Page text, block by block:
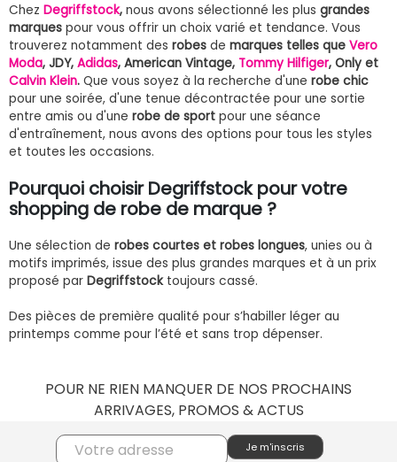
Chez Degriffstock, nous avons sélectionné les plus grandes
marques pour vous offrir un choix varié et tendance. Vous
trouverez notamment des robes de marques telles que Vero
Moda, JDY, Adidas, American Vintage, Tommy Hilfiger, Only et
Calvin Klein. Que vous soyez à la recherche d'une robe chic
pour une soirée, d'une tenue décontractée pour une sortie
entre amis ou d'une robe de sport pour une séance
d'entraînement, nous avons des options pour tous les styles
et toutes les occasions.
Pourquoi choisir Degriffstock pour votre
shopping de robe de marque ?
Une sélection de robes courtes et robes longues, unies ou à
motifs imprimés, issue des plus grandes marques et à un prix
proposé par Degriffstocktoujours cassé.
Des pièces de première qualité pour s’habiller léger au
printemps comme pour l’été et sans trop dépenser.
POUR NE RIEN MANQUER DE NOS PROCHAINS
ARRIVAGES, PROMOS & ACTUS